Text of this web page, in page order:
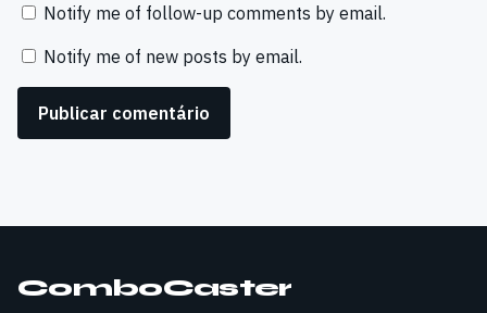
Notify me of follow-up comments by email.
Notify me of new posts by email.
ComboCaster